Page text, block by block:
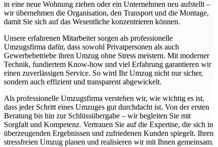
in eine neue Wohnung ziehen oder ein Unternehmen neu aufstellt –
wir übernehmen die Organisation, den Transport und die Montage,
damit Sie sich auf das Wesentliche konzentrieren können.
Unsere erfahrenen Mitarbeiter sorgen als professionelle
Umzugsfirma dafür, dass sowohl Privatpersonen als auch
Gewerbebetriebe ihren Umzug ohne Stress meistern. Mit moderner
Technik, fundiertem Know-how und viel Erfahrung garantieren wir
einen zuverlässigen Service. So wird Ihr Umzug nicht nur sicher,
sondern auch effizient und transparent abgewickelt.
Als professionelle Umzugsfirma verstehen wir, wie wichtig es ist,
dass jeder Schritt eines Umzuges gut durchdacht ist. Von der ersten
Beratung bis hin zur Schlüssübergabe – wir begleiten Sie mit
Sorgfalt und Kompetenz. Vertrauen Sie auf die Expertise, die sich in
überzeugenden Ergebnissen und zufriedenen Kunden spiegelt. Ihren
stressfreien Umzug planen und realisieren wir mit Ihnen gemeinsam.